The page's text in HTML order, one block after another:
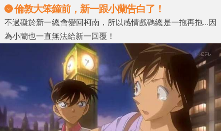
倫敦大笨鐘前，新一跟小蘭告白了！
不過礙於新一總會變回柯南，所以感情戲碼總是一拖再拖...因
為小蘭也一直無法給新一回覆！